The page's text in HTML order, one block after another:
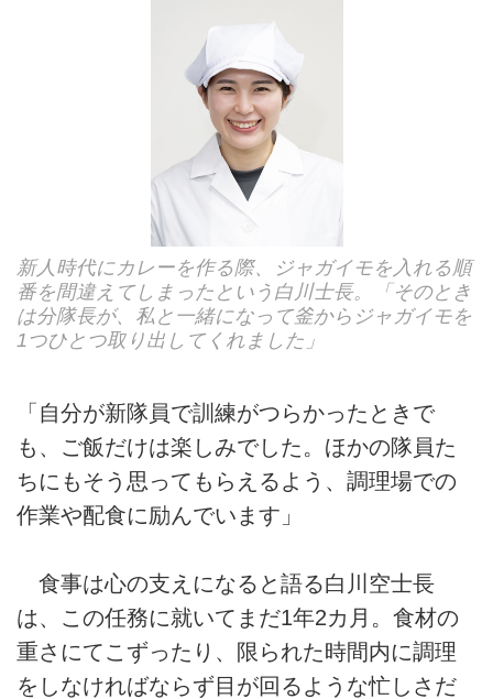
新人時代にカレーを作る際、ジャガイモを入れる順
番を間違えてしまったという白川士長。「そのとき
は分隊長が、私と一緒になって釜からジャガイモを
1つひとつ取り出してくれました」
「自分が新隊員で訓練がつらかったときで
も、ご飯だけは楽しみでした。ほかの隊員た
ちにもそう思ってもらえるよう、調理場での
作業や配食に励んでいます」
食事は心の支えになると語る白川空士長
は、この任務に就いてまだ1年2カ月。食材の
重さにてこずったり、限られた時間内に調理
をしなければならず目が回るような忙しさだ